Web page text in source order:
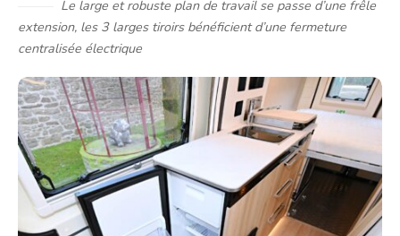
Le large et robuste plan de travail se passe d’une frêle
extension, les 3 larges tiroirs bénéficient d’une fermeture
centralisée électrique